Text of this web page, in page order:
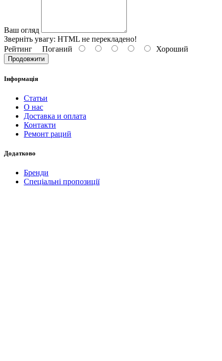
Ваш огляд
Зверніть увагу: HTML не перекладено!
Рейтинг Поганий Хороший
Продовжити
Інформація
Статьи
О нас
Доставка и оплата
Контакти
Ремонт раций
Додатково
Бренди
Спеціальні пропозиції